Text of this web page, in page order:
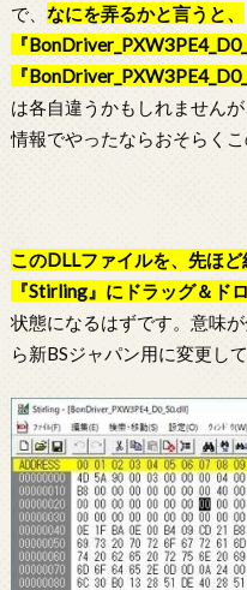
で、 なにを弄るかと言うと、
『
『
は各自違うかもしれません
情報でやったならおそらくこ
このDLLファイルを、先ほ
『Stirling』にドラッグ＆ド
状態になるはずです。意味
ら新BSジャパン用に変更して